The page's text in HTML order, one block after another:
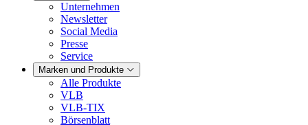
Unternehmen
Newsletter
Social Media
Presse
Service
Marken und Produkte
Alle Produkte
VLB
VLB-TIX
Börsenblatt